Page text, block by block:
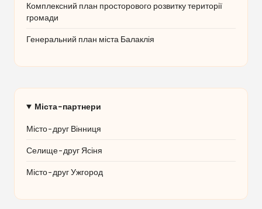
Комплексний план просторового розвитку території
громади
Генеральний план міста Балаклія
Міста-партнери
Місто-друг Вінниця
Селище-друг Ясіня
Місто-друг Ужгород